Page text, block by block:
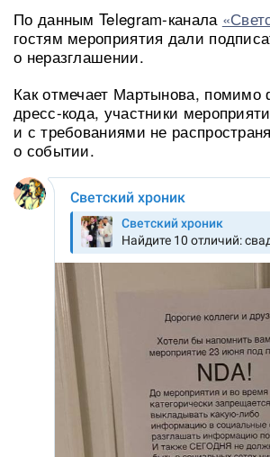
По данным Telegram-канала
гостям мероприятия дали
о неразглашении.
Как отмечает Мартынова, помимо
дресс-кода, участники
и с требованиями не
о событии.